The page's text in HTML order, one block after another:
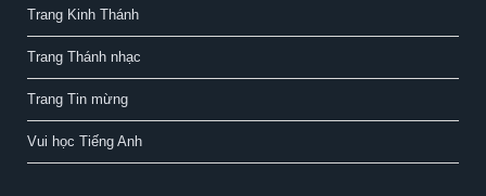
Trang Kinh Thánh
Trang Thánh nhạc
Trang Tin mừng
Vui học Tiếng Anh